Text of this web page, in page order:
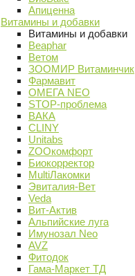
Апиценна
Витамины и добавки
Витамины и добавки
Beaphar
Ветом
ЗООМИР Витаминчик
Фармавит
ОМЕГА NEO
STOP-проблема
ВАКА
CLINY
Unitabs
ZOOкомфорт
Биокорректор
MultiЛакомки
Эвиталия-Вет
Veda
Вит-Актив
Альпийские луга
Имунозал Neo
AVZ
Фитодок
Гама-Маркет ТД